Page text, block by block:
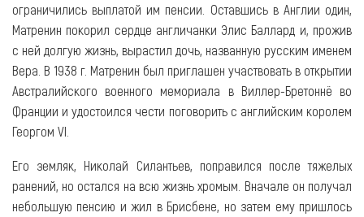
ограничились выплатой им пенсии. Оставшись в Англии один,
Матренин покорил сердце англичанки Элис Баллард и, прожив
с ней долгую жизнь, вырастил дочь, названную русским именем
Вера. В 1938 г. Матренин был приглашен участвовать в открытии
Австралийского военного мемориала в Виллер-Бретоннё во
Франции и удостоился чести поговорить с английским королем
Георгом VI.
Его земляк, Николай Силантьев, поправился после тяжелых
ранений, но остался на всю жизнь хромым. Вначале он получал
небольшую пенсию и жил в Брисбене, но затем ему пришлось